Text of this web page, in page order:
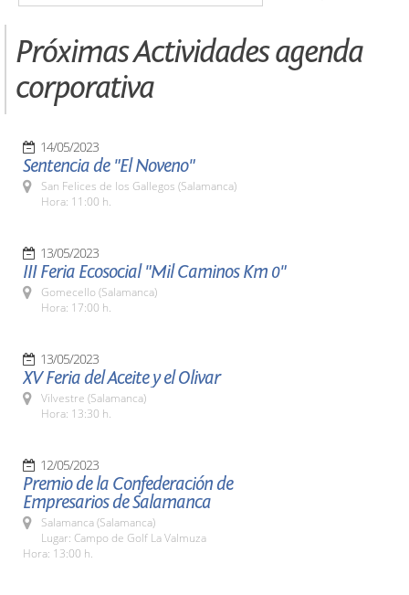
Próximas Actividades agenda
corporativa
14/05/2023
Sentencia de "El Noveno"
San Felices de los Gallegos (Salamanca)
Hora: 11:00 h.
13/05/2023
III Feria Ecosocial "Mil Caminos Km 0"
Gomecello (Salamanca)
Hora: 17:00 h.
13/05/2023
XV Feria del Aceite y el Olivar
Vilvestre (Salamanca)
Hora: 13:30 h.
12/05/2023
Premio de la Confederación de
Empresarios de Salamanca
Salamanca (Salamanca)
Lugar: Campo de Golf La Valmuza
Hora: 13:00 h.